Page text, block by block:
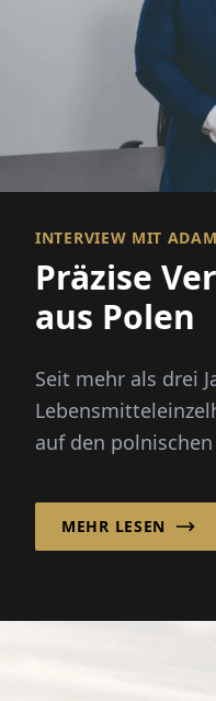
INTERVIEW MIT
Präzise
aus Polen
Seit mehr als drei
auf den
gefrorenes Obst...
MEHR LESEN